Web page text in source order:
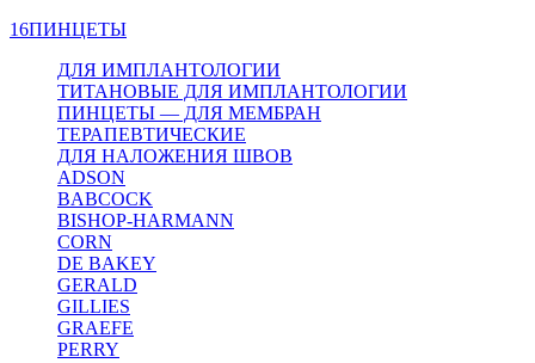
16ПИНЦЕТЫ
ДЛЯ ИМПЛАНТОЛОГИИ
ТИТАНОВЫЕ ДЛЯ ИМПЛАНТОЛОГИИ
ПИНЦЕТЫ — ДЛЯ МЕМБРАН
ТЕРАПЕВТИЧЕСКИЕ
ДЛЯ НАЛОЖЕНИЯ ШВОВ
ADSON
BABCOCK
BISHOP-HARMANN
CORN
DE BAKEY
GERALD
GILLIES
GRAEFE
PERRY